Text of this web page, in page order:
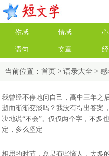
伤感 情感
语句 文章
当前位置： 首页 > 语录大全 >
我曾经不停地问自己，高中三年之
逝而渐渐变淡吗？我没有得出答案
决地说“不会”。仅仅两个字，不多
定，多么坚定
相思的时节，总是有些恼人，太多